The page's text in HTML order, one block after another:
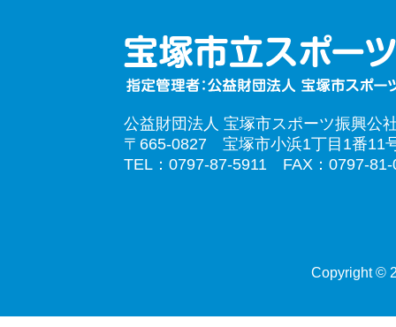
公益財団法人 宝塚市スポーツ振興公
〒665-0827 宝塚市小浜1丁目1番11
TEL：0797-87-5911 FAX：0797-81-
Copyright ©